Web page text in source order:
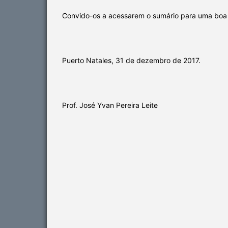
Convido-os a acessarem o sumário para uma
Puerto Natales, 31 de dezembro de 2017.
Prof. José Yvan Pereira Leite